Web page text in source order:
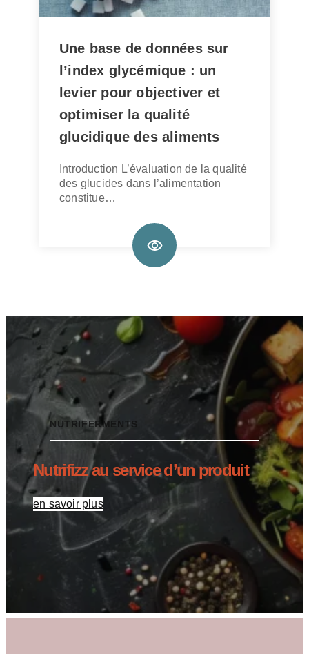
Une base de données sur
l’index glycémique : un
levier pour objectiver et
optimiser la qualité
glucidique des aliments
Introduction L’évaluation de la qualité
des glucides dans l’alimentation
constitue…
NUTRIFERMENTS
Nutrifizz au service d’un produit
en savoir plus